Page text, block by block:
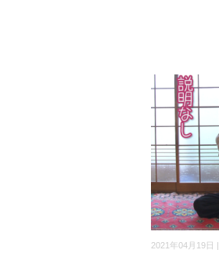
2021年04月19日 |